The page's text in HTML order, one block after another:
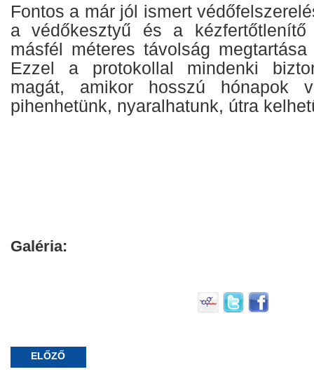
Fontos a már jól ismert
a védőkesztyű és a
másfél méteres távolság
Ezzel a protokollal mindenki
magát, amikor hosszú hónapok
pihenhetünk, nyaralhatunk, útra
Galéria:
ELŐZŐ